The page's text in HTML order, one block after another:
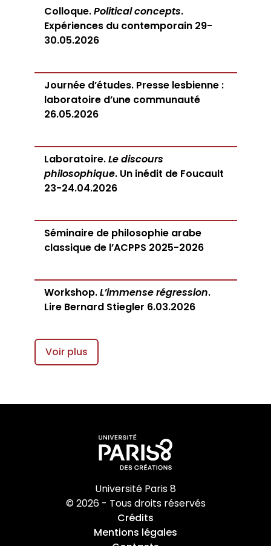
Colloque.Political concepts.
Expériences du contemporain 29-
30.05.2026
Journée d’études. Presse lesbienne :
laboratoire d’une communauté
26.05.2026
Laboratoire.Le discours
philosophique. Un inédit de Foucault
23-24.04.2026
Séminaire de philosophie arabe
classique de l’ACPPS 2025-2026
Workshop.L’immense régression.
Lire Bernard Stiegler 6.03.2026
Voir plus
Université Paris 8
© 2026 - Tous droits réservés
Crédits
Mentions légales